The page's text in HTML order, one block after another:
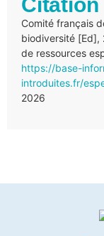
Comité français
biodiversité [Ed],
de ressources
https://base-
introduites.fr/
2026